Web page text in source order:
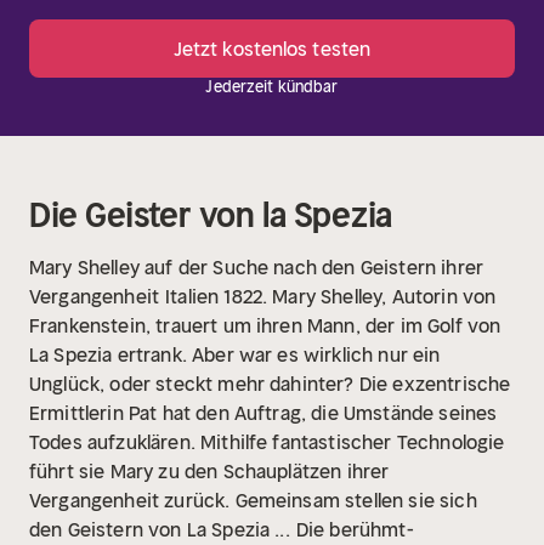
Jetzt kostenlos testen
Jederzeit kündbar
Die Geister von la Spezia
Mary Shelley auf der Suche nach den Geistern ihrer
Vergangenheit Italien 1822. Mary Shelley, Autorin von
Frankenstein, trauert um ihren Mann, der im Golf von
La Spezia ertrank. Aber war es wirklich nur ein
Unglück, oder steckt mehr dahinter? Die exzentrische
Ermittlerin Pat hat den Auftrag, die Umstände seines
Todes aufzuklären. Mithilfe fantastischer Technologie
führt sie Mary zu den Schauplätzen ihrer
Vergangenheit zurück. Gemeinsam stellen sie sich
den Geistern von La Spezia ... Die berühmt-